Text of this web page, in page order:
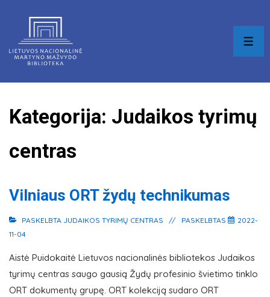
Main
Kategorija: Judaikos tyrimų
centras
Vilniaus ORT žydų technikumas
PASKELBTA JUDAIKOS TYRIMŲ CENTRAS PASKELBTAS
2022-
11-04
Aistė Puidokaitė Lietuvos nacionalinės bibliotekos Judaikos
tyrimų centras saugo gausią Žydų profesinio švietimo tinklo
ORT dokumentų grupę. ORT kolekciją sudaro ORT